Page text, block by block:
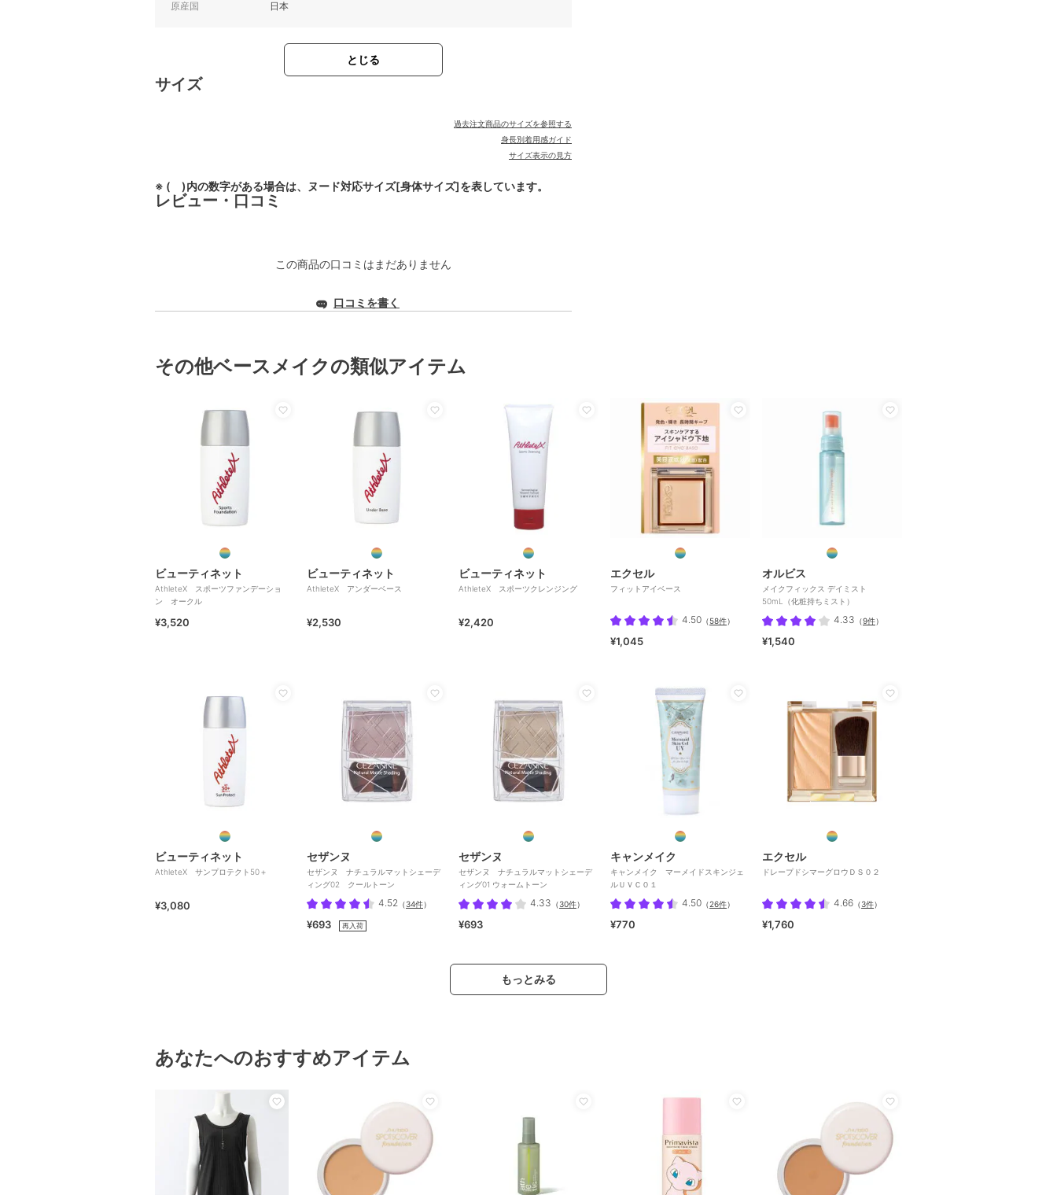
原産国 日本
とじる
サイズ
過去注文商品のサイズを参照する
身長別着用感ガイド
サイズ表示の見方
※ ( )内の数字がある場合は、ヌード対応サイズ[身体サイズ]を表しています。
レビュー・口コミ
この商品の口コミはまだありません
口コミを書く
その他ベースメイクの類似アイテム
ビューティネット
AthleteX スポーツファンデーショ
ン オークル
¥3,520
ビューティネット
AthleteX アンダーベース
¥2,530
ビューティネット
AthleteX スポーツクレンジング
¥2,420
エクセル
フィットアイベース
4.50 （58件）
¥1,045
オルビス
メイクフィックス デイミスト
50mL（化粧持ちミスト）
4.33 （9件）
¥1,540
ビューティネット
AthleteX サンプロテクト50＋
¥3,080
セザンヌ
セザンヌ ナチュラルマットシェーデ
ィング02 クールトーン
4.52 （34件）
¥693 再入荷
セザンヌ
セザンヌ ナチュラルマットシェーデ
ィング01 ウォームトーン
4.33 （30件）
¥693
キャンメイク
キャンメイク マーメイドスキンジェ
ルＵＶＣ０１
4.50 （26件）
¥770
エクセル
ドレープドシマーグロウＤＳ０２
4.66 （3件）
¥1,760
もっとみる
あなたへのおすすめアイテム